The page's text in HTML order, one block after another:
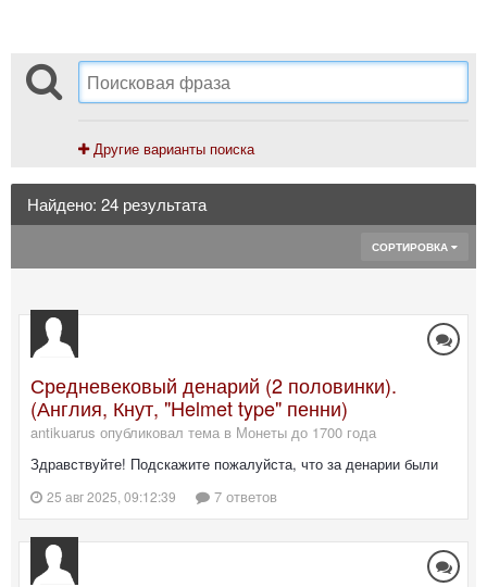
Другие варианты поиска
Найдено: 24 результата
СОРТИРОВКА
Средневековый денарий (2 половинки).
(Англия, Кнут, "Helmet type" пенни)
antikuarus опубликовал тема в Монеты до 1700 года
Здравствуйте! Подскажите пожалуйста, что за денарии были
25 авг 2025, 09:12:39 7 ответов